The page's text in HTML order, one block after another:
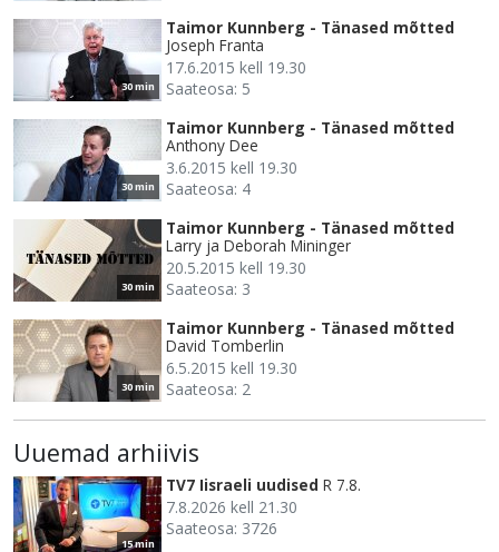
30 min
Taimor Kunnberg - Tänased mõtted
Joseph Franta
17.6.2015 kell 19.30
Saateosa: 5
30 min
Taimor Kunnberg - Tänased mõtted
Anthony Dee
3.6.2015 kell 19.30
Saateosa: 4
30 min
Taimor Kunnberg - Tänased mõtted
Larry ja Deborah Mininger
20.5.2015 kell 19.30
Saateosa: 3
30 min
Taimor Kunnberg - Tänased mõtted
David Tomberlin
6.5.2015 kell 19.30
Saateosa: 2
Uuemad arhiivis
15 min
TV7 Iisraeli uudised R 7.8.
7.8.2026 kell 21.30
Saateosa: 3726